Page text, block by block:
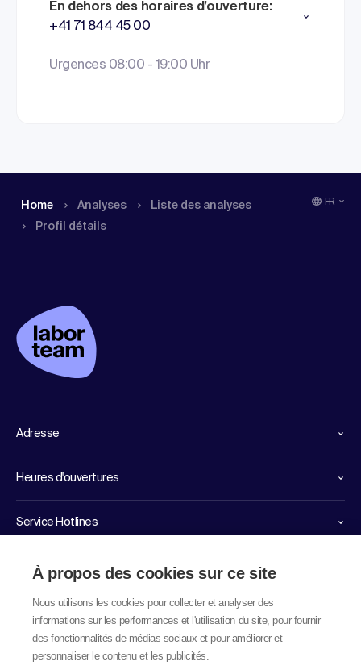
En dehors des horaires d’ouverture:
+41 71 844 45 00
Urgences 08:00 - 19:00 Uhr
Home Analyses
Liste des analyses
Profil détails
FR
Adresse
Heures d'ouvertures
Service Hotlines
Liens importants
À propos des cookies sur ce site
Nous utilisons les cookies pour collecter et analyser des
informations sur les performances et l'utilisation du site, pour fournir
des fonctionnalités de médias sociaux et pour améliorer et
personnaliser le contenu et les publicités.